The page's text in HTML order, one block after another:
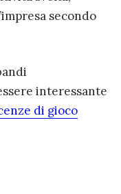
secondo
interessante
di gioco